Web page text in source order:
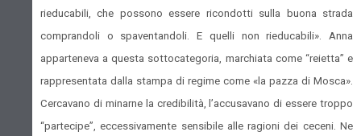
rieducabili, che possono essere ricondotti sulla buona strada
comprandoli o spaventandoli. E quelli non rieducabili». Anna
apparteneva a questa sottocategoria, marchiata come “reietta” e
rappresentata dalla stampa di regime come «la pazza di Mosca».
Cercavano di minarne la credibilità, l’accusavano di essere troppo
“partecipe”, eccessivamente sensibile alle ragioni dei ceceni. Ne